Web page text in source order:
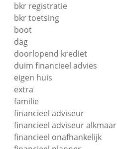
bkr registratie
bkr toetsing
boot
dag
doorlopend krediet
duim financieel advies
eigen huis
extra
familie
financieel adviseur
financieel adviseur alkmaar
financieel onafhankelijk